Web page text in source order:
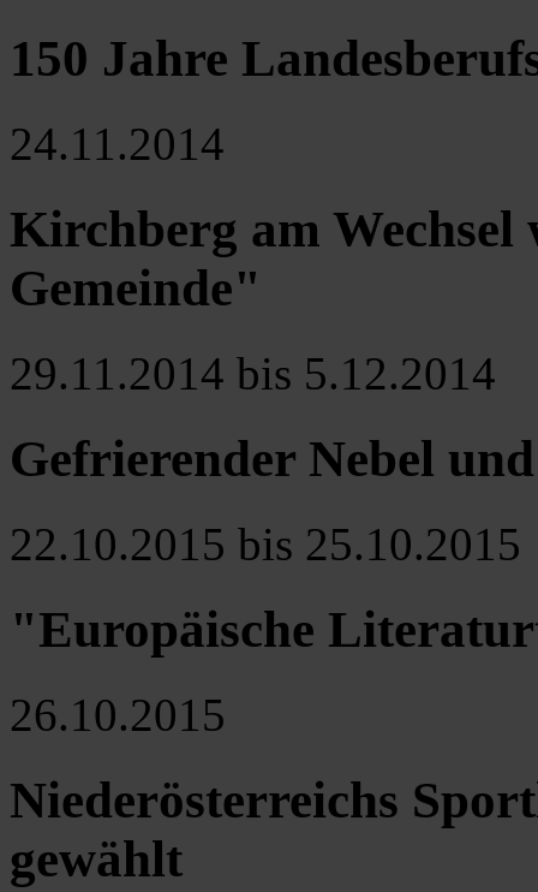
150 Jahre
24.11.2014
Kirchberg am
Gemeinde"
29.11.2014 bis 5.12.2014
Gefrierender Nebel
22.10.2015 bis 25.10.2015
"Europäische
26.10.2015
Niederösterreichs
gewählt